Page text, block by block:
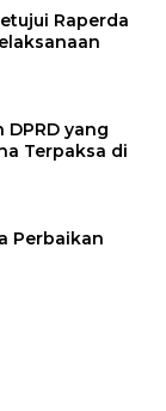
Raperda
DPRD yang
Terpaksa di
Perbaikan